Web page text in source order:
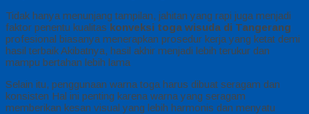
Tidak hanya menunjang tampilan, jahitan yang rapi juga menjadi
faktor penentu kualitas konveksi toga wisuda di Tangerang
profesional biasanya menerapkan prosedur kerja yang ketat demi
hasil terbaik Akibatnya, hasil akhir menjadi lebih terukur dan
mampu bertahan lebih lama
Selain itu, penggunaan warna toga harus dibuat seragam dan
konsisten Hal ini penting karena warna yang seragam
memberikan kesan visual yang lebih harmonis dan menyatu